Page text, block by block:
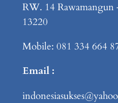
RW. 14 Rawamangun
13220
Mobile: 081 334 664
Email :